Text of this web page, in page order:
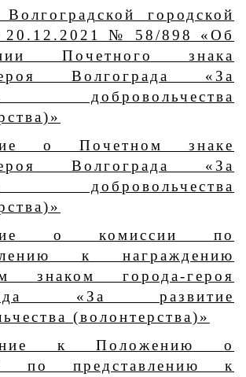
городской
20.12.2021 № 58/898 «Об
Почетного знака
Волгограда «За
добровольчества
о Почетном знаке
Волгограда «За
добровольчества
о комиссии по
к награждению
знаком города-героя
«За развитие
(волонтерства)»
к Положению о
по представлению к